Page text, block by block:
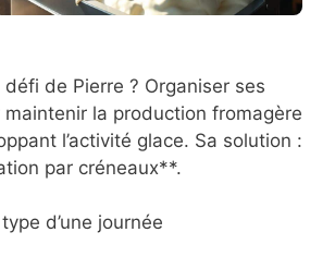
de Pierre ? Organiser ses
maintenir la production fromagère
l’activité glace. Sa solution :
par créneaux**.
d’une journée